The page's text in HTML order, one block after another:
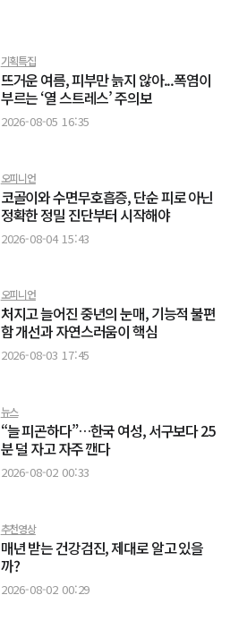
기획특집
뜨거운 여름, 피부만 늙지 않아...폭염이
부르는 ‘열 스트레스’ 주의보
2026-08-05 16:35
오피니언
코골이와 수면무호흡증, 단순 피로 아닌
정확한 정밀 진단부터 시작해야
2026-08-04 15:43
오피니언
처지고 늘어진 중년의 눈매, 기능적 불편
함 개선과 자연스러움이 핵심
2026-08-03 17:45
뉴스
“늘 피곤하다”…한국 여성, 서구보다 25
분 덜 자고 자주 깬다
2026-08-02 00:33
추천영상
매년 받는 건강검진, 제대로 알고 있을
까?
2026-08-02 00:29